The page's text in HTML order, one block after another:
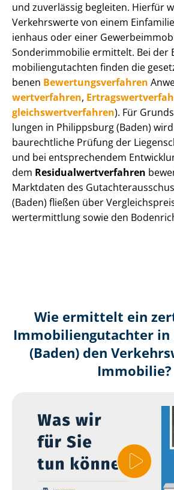
und zuverlässig begleiten. Hierfür
Verkehrswerte von einem
i­en­haus oder einer
Sonderimmobilie ermittelt. Bei der
mo­bi­li­en­gut­ach­ten finden die
be­nen Be­wer­tungs­ver­fah­ren
wert­ver­fah­ren,
gleichs­wert­ver­fah­ren). Für
lun­gen in Philippsburg (Baden)
baurechtliche Prüfung der
und bei entsprechendem
dem Re­si­du­al­wert­ver­fah­ren
Marktdaten des
(Baden) fließen über
wert­ermitt­lung sowie den
Wie ermittelt ein
Immobilien­gutachter in
(Baden) den
Immobilie?